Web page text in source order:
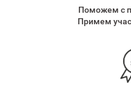
Поможем с
Примем